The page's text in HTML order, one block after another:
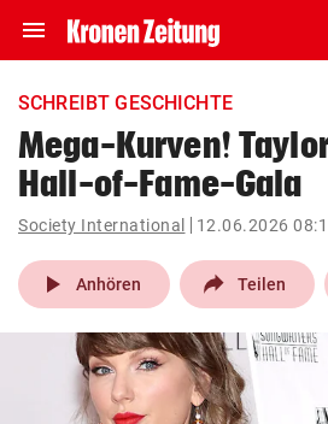
menu Navigation
ein-/ausklappen
account_circle Anmelden
pin_drop
Wien
bookmark
Suchbegriff
SCHREIBT GESCHICHTE
Mega-Kurven!
Hall-of-Fame-Gala
Society International 12.06.2026
play_arrow Anhören Teilen